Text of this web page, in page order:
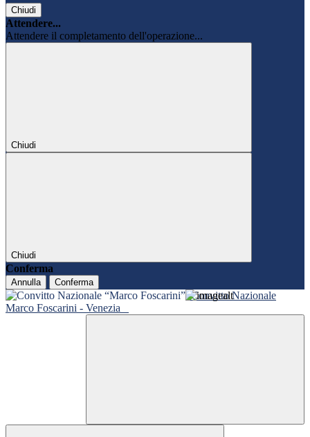
Chiudi
Attendere...
Attendere il completamento dell'operazione...
Chiudi
Chiudi
Conferma
Annulla Conferma
Convitto Nazionale
Marco Foscarini - Venezia